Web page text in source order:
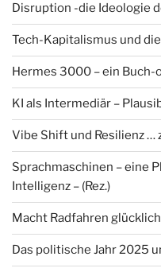
Disruption -die Ideologie
Tech-Kapitalismus und
Hermes 3000 – ein Buch-
KI als Intermediär –
Vibe Shift und Resilienz …
Sprachmaschinen – eine
Intelligenz – (Rez.)
Macht Radfahren
Das politische Jahr 2025